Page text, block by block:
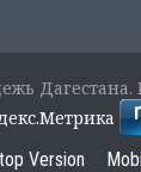
Дагестана.
Version